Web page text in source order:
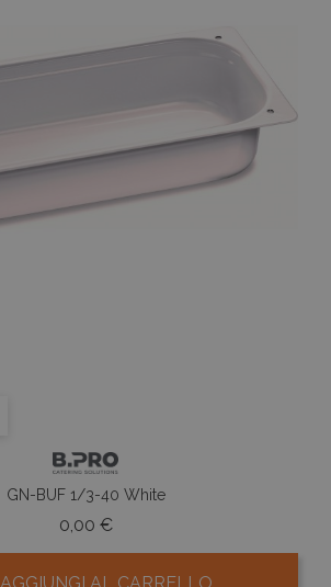
GN-BUF 1/3-40 White
0,00 €Prezzo
AGGIUNGI AL CARRELLO